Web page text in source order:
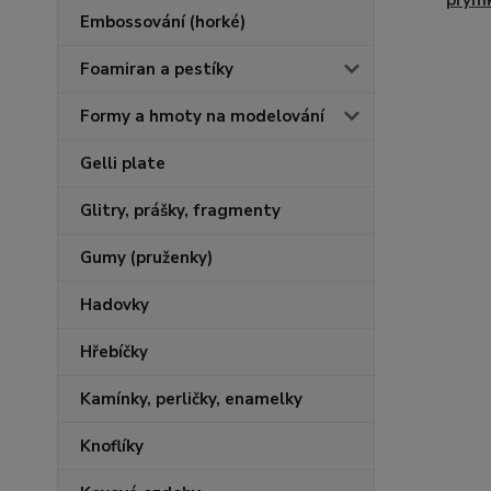
Embossování (horké)
Foamiran a pestíky
Formy a hmoty na modelování
Gelli plate
Glitry, prášky, fragmenty
Gumy (pruženky)
Hadovky
Hřebíčky
Kamínky, perličky, enamelky
Knoflíky